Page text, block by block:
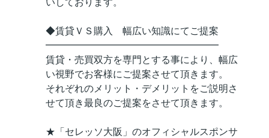
いしております。
◆賃貸ＶＳ購入 幅広い知識にてご提案
━━━━━━━━━━━━━━━━━━
賃貸・売買双方を専門とする事により、幅広
い視野でお客様にご提案させて頂きます。
それぞれのメリット・デメリットをご説明さ
せて頂き最良のご提案をさせて頂きます。
★「セレッソ大阪」のオフィシャルスポンサ